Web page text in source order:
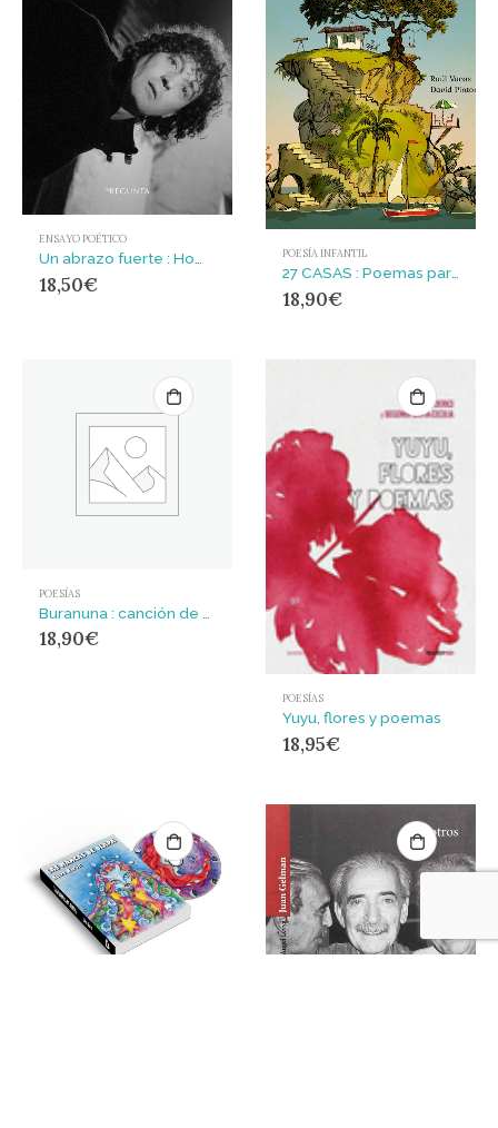
ENSAYO POÉTICO
18,50€
POESÍA INFANTIL
27 CASAS : Poemas para entrar a vivir
18,90€
POESÍAS
18,90€
POESÍAS
Yuyu, flores y poemas
18,95€